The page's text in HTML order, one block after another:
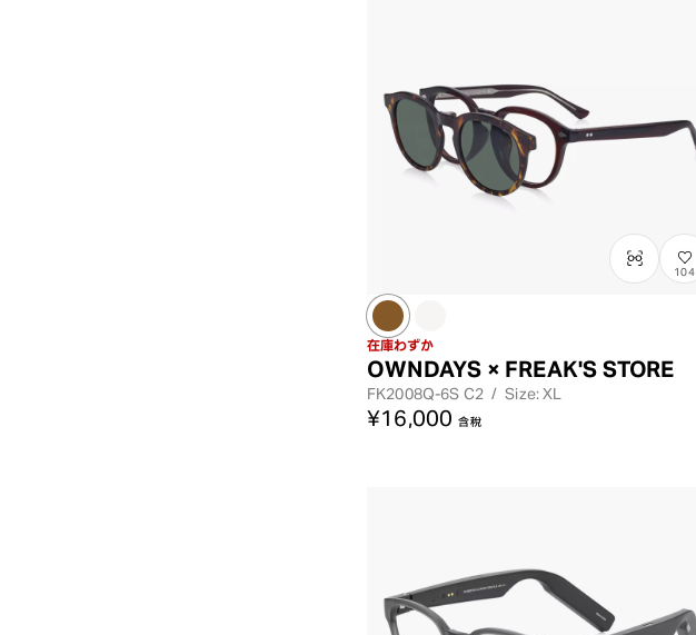
104
在庫わずか
OWNDAYS × FREAK'S STORE
FK2008Q-6S C2 / Size: XL
¥16,000 含稅